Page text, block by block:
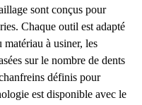
sont conçus pour
Chaque outil est adapté
à usiner, les
sur le nombre de dents
définis pour
est disponible avec le